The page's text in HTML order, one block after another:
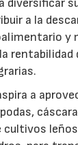
diversificar
a la
y
rentabilidad
a
cultivos